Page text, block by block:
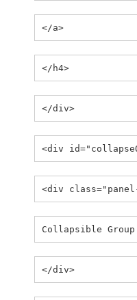
</a>
</h4>
</div>
<div
<div
Collapsible
</div>